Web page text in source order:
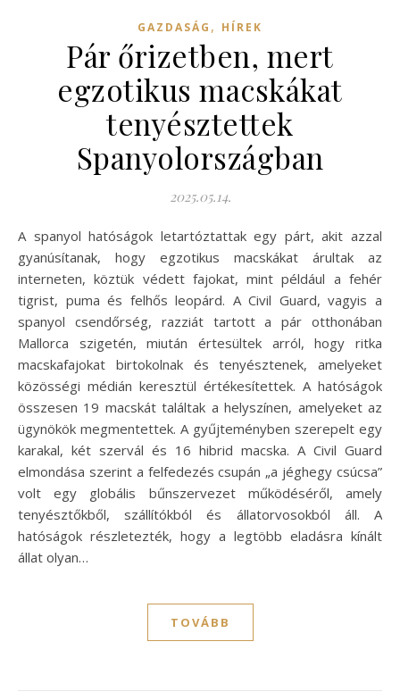
GAZDASÁG , HÍREK
Pár őrizetben, mert
egzotikus macskákat
tenyésztettek
Spanyolországban
2025.05.14.
A spanyol hatóságok letartóztattak egy párt, akit azzal
gyanúsítanak, hogy egzotikus macskákat árultak az
interneten, köztük védett fajokat, mint például a fehér
tigrist, puma és felhős leopárd. A Civil Guard, vagyis a
spanyol csendőrség, razziát tartott a pár otthonában
Mallorca szigetén, miután értesültek arról, hogy ritka
macskafajokat birtokolnak és tenyésztenek, amelyeket
közösségi médián keresztül értékesítettek. A hatóságok
összesen 19 macskát találtak a helyszínen, amelyeket az
ügynökök megmentettek. A gyűjteményben szerepelt egy
karakal, két szervál és 16 hibrid macska. A Civil Guard
elmondása szerint a felfedezés csupán „a jéghegy csúcsa”
volt egy globális bűnszervezet működéséről, amely
tenyésztőkből, szállítókból és állatorvosokból áll. A
hatóságok részletezték, hogy a legtöbb eladásra kínált
állat olyan…
TOVÁBB